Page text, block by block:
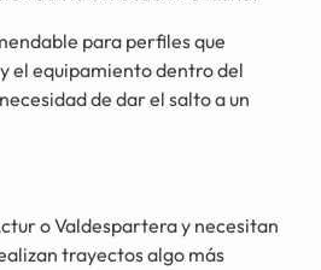
para perfiles que
el equipamiento dentro del
de dar el salto a un
o Valdespartera y necesitan
trayectos algo más